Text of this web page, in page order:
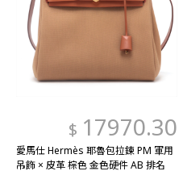
$ 17970.30
愛馬仕 Hermès 耶魯包拉鍊 PM 軍用
吊飾 × 皮革 棕色 金色硬件 AB 排名